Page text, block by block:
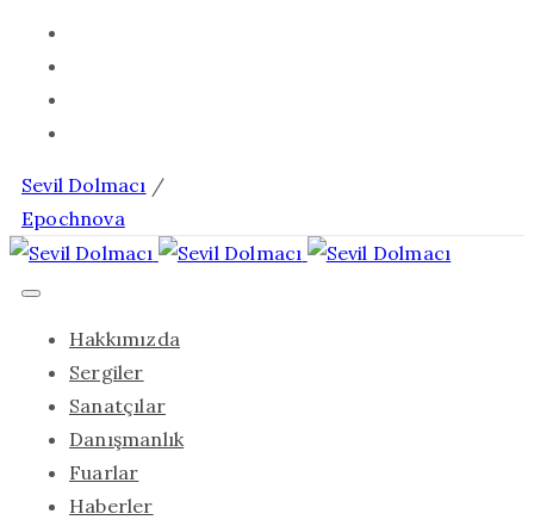
Sevil Dolmacı /
Epochnova
Hakkımızda
Sergiler
Sanatçılar
Danışmanlık
Fuarlar
Haberler